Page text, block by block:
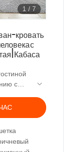
1/7
кровать
с
| Кабаса
с
с